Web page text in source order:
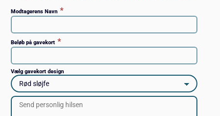
Modtagerens Navn *
Beløb på gavekort *
Vælg gavekort design